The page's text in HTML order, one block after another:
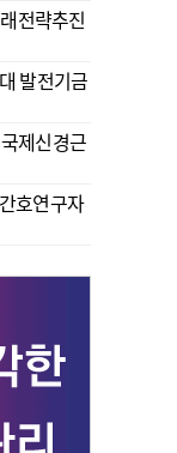
전략추진
발전기금
제신경근
호연구자